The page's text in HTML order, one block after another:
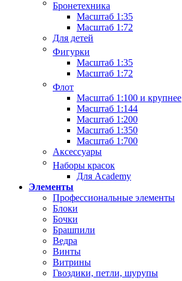
Бронетехника
Масштаб 1:35
Масштаб 1:72
Для детей
Фигурки
Масштаб 1:35
Масштаб 1:72
Флот
Масштаб 1:100 и крупнее
Масштаб 1:144
Масштаб 1:200
Масштаб 1:350
Масштаб 1:700
Аксессуары
Наборы красок
Для Academy
Элементы
Профессиональные элементы
Блоки
Бочки
Брашпили
Ведра
Винты
Витрины
Гвоздики, петли, шурупы